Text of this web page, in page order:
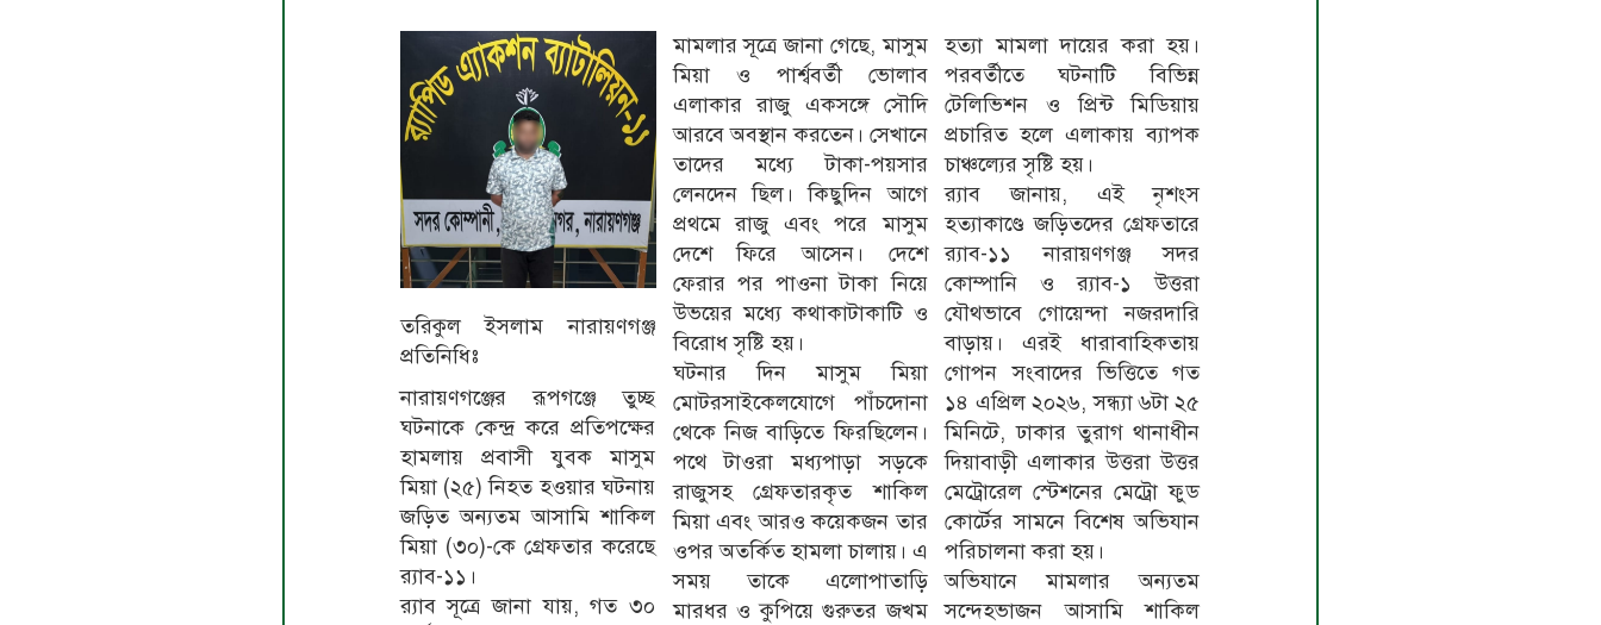
তরিকুল ইসলাম নারায়ণগঞ্জ
প্রতিনিধিঃ
নারায়ণগঞ্জের রূপগঞ্জে তুচ্ছ
ঘটনাকে কেন্দ্র করে প্রতিপক্ষের
হামলায় প্রবাসী যুবক মাসুম
মিয়া (২৫) নিহত হওয়ার ঘটনায়
জড়িত অন্যতম আসামি শাকিল
মিয়া (৩০)-কে গ্রেফতার করেছে
র‌্যাব-১১।
র‌্যাব সূত্রে জানা যায়, গত ৩০
মামলার সূত্রে জানা গেছে, মাসুম
মিয়া ও পার্শ্ববর্তী ভোলাব
এলাকার রাজু একসঙ্গে সৌদি
আরবে অবস্থান করতেন। সেখানে
তাদের মধ্যে টাকা-পয়সার
লেনদেন ছিল। কিছুদিন আগে
প্রথমে রাজু এবং পরে মাসুম
দেশে ফিরে আসেন। দেশে
ফেরার পর পাওনা টাকা নিয়ে
উভয়ের মধ্যে কথাকাটাকাটি ও
বিরোধ সৃষ্টি হয়।
ঘটনার দিন মাসুম মিয়া
মোটরসাইকেলযোগে পাঁচদোনা
থেকে নিজ বাড়িতে ফিরছিলেন।
পথে টাওরা মধ্যপাড়া সড়কে
রাজুসহ গ্রেফতারকৃত শাকিল
মিয়া এবং আরও কয়েকজন তার
ওপর অতর্কিত হামলা চালায়। এ
সময় তাকে এলোপাতাড়ি
মারধর ও কুপিয়ে গুরুতর জখম
হত্যা মামলা দায়ের করা হয়।
পরবর্তীতে ঘটনাটি বিভিন্ন
টেলিভিশন ও প্রিন্ট মিডিয়ায়
প্রচারিত হলে এলাকায় ব্যাপক
চাঞ্চল্যের সৃষ্টি হয়।
র‌্যাব জানায়, এই নৃশংস
হত্যাকাণ্ডে জড়িতদের গ্রেফতারে
র‌্যাব-১১ নারায়ণগঞ্জ সদর
কোম্পানি ও র‌্যাব-১ উত্তরা
যৌথভাবে গোয়েন্দা নজরদারি
বাড়ায়। এরই ধারাবাহিকতায়
গোপন সংবাদের ভিত্তিতে গত
১৪ এপ্রিল ২০২৬, সন্ধ্যা ৬টা ২৫
মিনিটে, ঢাকার তুরাগ থানাধীন
দিয়াবাড়ী এলাকার উত্তরা উত্তর
মেট্রোরেল স্টেশনের মেট্রো ফুড
কোর্টের সামনে বিশেষ অভিযান
পরিচালনা করা হয়।
অভিযানে মামলার অন্যতম
সন্দেহভাজন আসামি শাকিল